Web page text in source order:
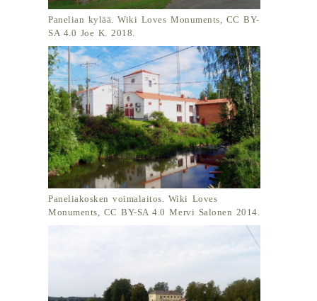
Panelian kylää. Wiki Loves Monuments, CC BY-
SA 4.0 Joe K. 2018.
Paneliakosken voimalaitos. Wiki Loves
Monuments, CC BY-SA 4.0 Mervi Salonen 2014.